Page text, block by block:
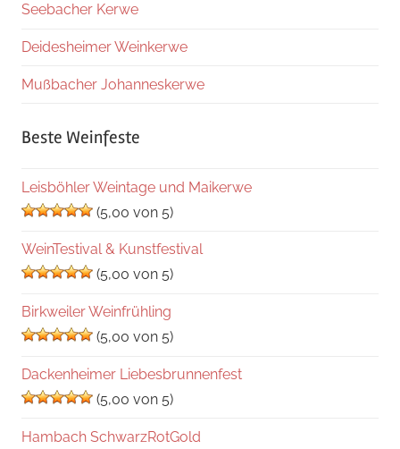
Seebacher Kerwe
Deidesheimer Weinkerwe
Mußbacher Johanneskerwe
Beste Weinfeste
Leisböhler Weintage und Maikerwe
(5,00 von 5)
WeinTestival & Kunstfestival
(5,00 von 5)
Birkweiler Weinfrühling
(5,00 von 5)
Dackenheimer Liebesbrunnenfest
(5,00 von 5)
Hambach SchwarzRotGold